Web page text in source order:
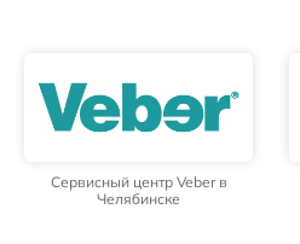
Сервисный центр Veber в
Челябинске